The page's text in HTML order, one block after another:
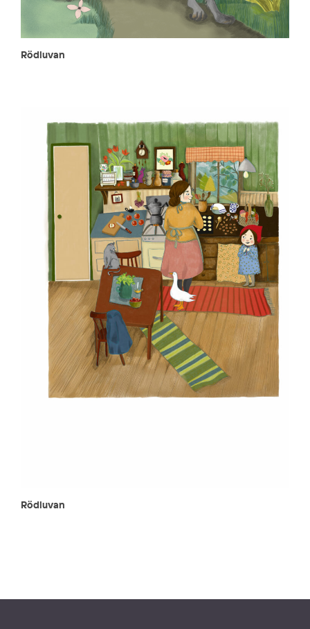
Rödluvan
Rödluvan